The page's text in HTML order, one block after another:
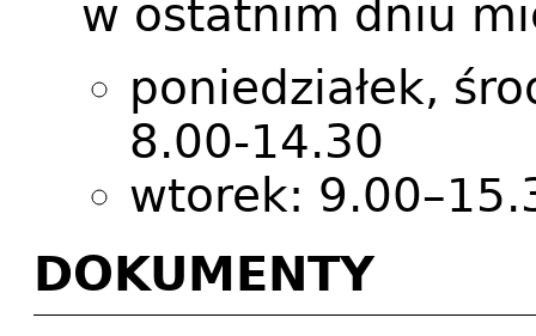
w ostatnim dniu
poniedziałek,
8.00-14.30
wtorek:
DOKUMENTY